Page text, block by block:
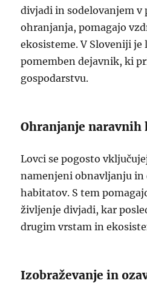
divjadi in sodelovanjem v
ohranjanja, pomagajo
ekosisteme. V Sloveniji
pomemben dejavnik, ki
gospodarstvu.
Ohranjanje naravnih
Lovci se pogosto
namenjeni obnavljanju
habitatov. S tem
življenje divjadi, kar
drugim vrstam in
Izobraževanje in